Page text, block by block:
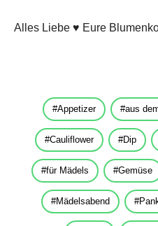
Alles Liebe ♥ Eure
Appetizer aus
Cauliflower Dip
für Mädels Gemüse
Mädelsabend